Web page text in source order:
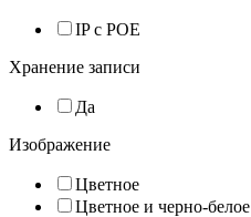
IP с POE
Хранение записи
Да
Изображение
Цветное
Цветное и черно-белое